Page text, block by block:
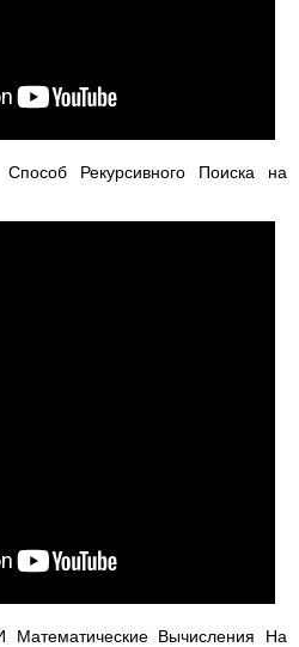
Рекурсивного Поиска на
Вычисления На